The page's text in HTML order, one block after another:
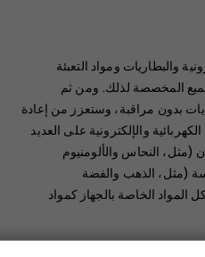
والبطاريات ومواد التعبئة
المخصصة لذلك. ومن ثم
بدون مراقبة، وستعزز من إعادة
والإلكترونية على العديد
(مثل، النحاس والألومنيوم
(مثل، الذهب والفضة
المواد الخاصة بالجهاز كمواد